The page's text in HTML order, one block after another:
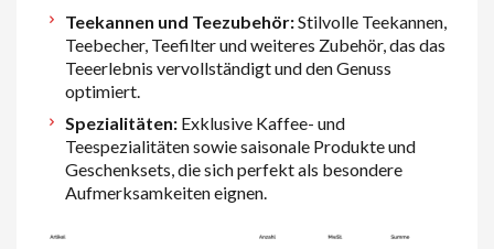
Teekannen und Teezubehör:Stilvolle Teekannen,
Teebecher, Teefilter und weiteres Zubehör, das das
Teeerlebnis vervollständigt und den Genuss
optimiert.
Spezialitäten:Exklusive Kaffee- und
Teespezialitäten sowie saisonale Produkte und
Geschenksets, die sich perfekt als besondere
Aufmerksamkeiten eignen.